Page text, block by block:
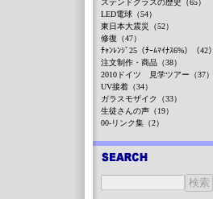
ステンドグラスの歴史（65）
LED電球（54）
東日本大震災（52）
修復（47）
ﾁｬﾝﾚﾝｼﾞ25（ﾁｰﾑﾏｲﾅｽ6%）（42）
注文制作・商品（38）
2010ドイツ 見学ツアー（37）
UV接着（34）
ガラスモザイク（33）
生徒さんの声（19）
00-リンク集（2）